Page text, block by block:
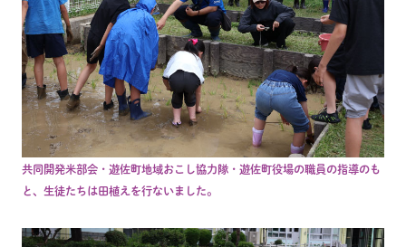
共同開発米部会・遊佐町地域おこし協力隊・遊佐町役場の職員の指導のも
と、生徒たちは田植えを行ないました。